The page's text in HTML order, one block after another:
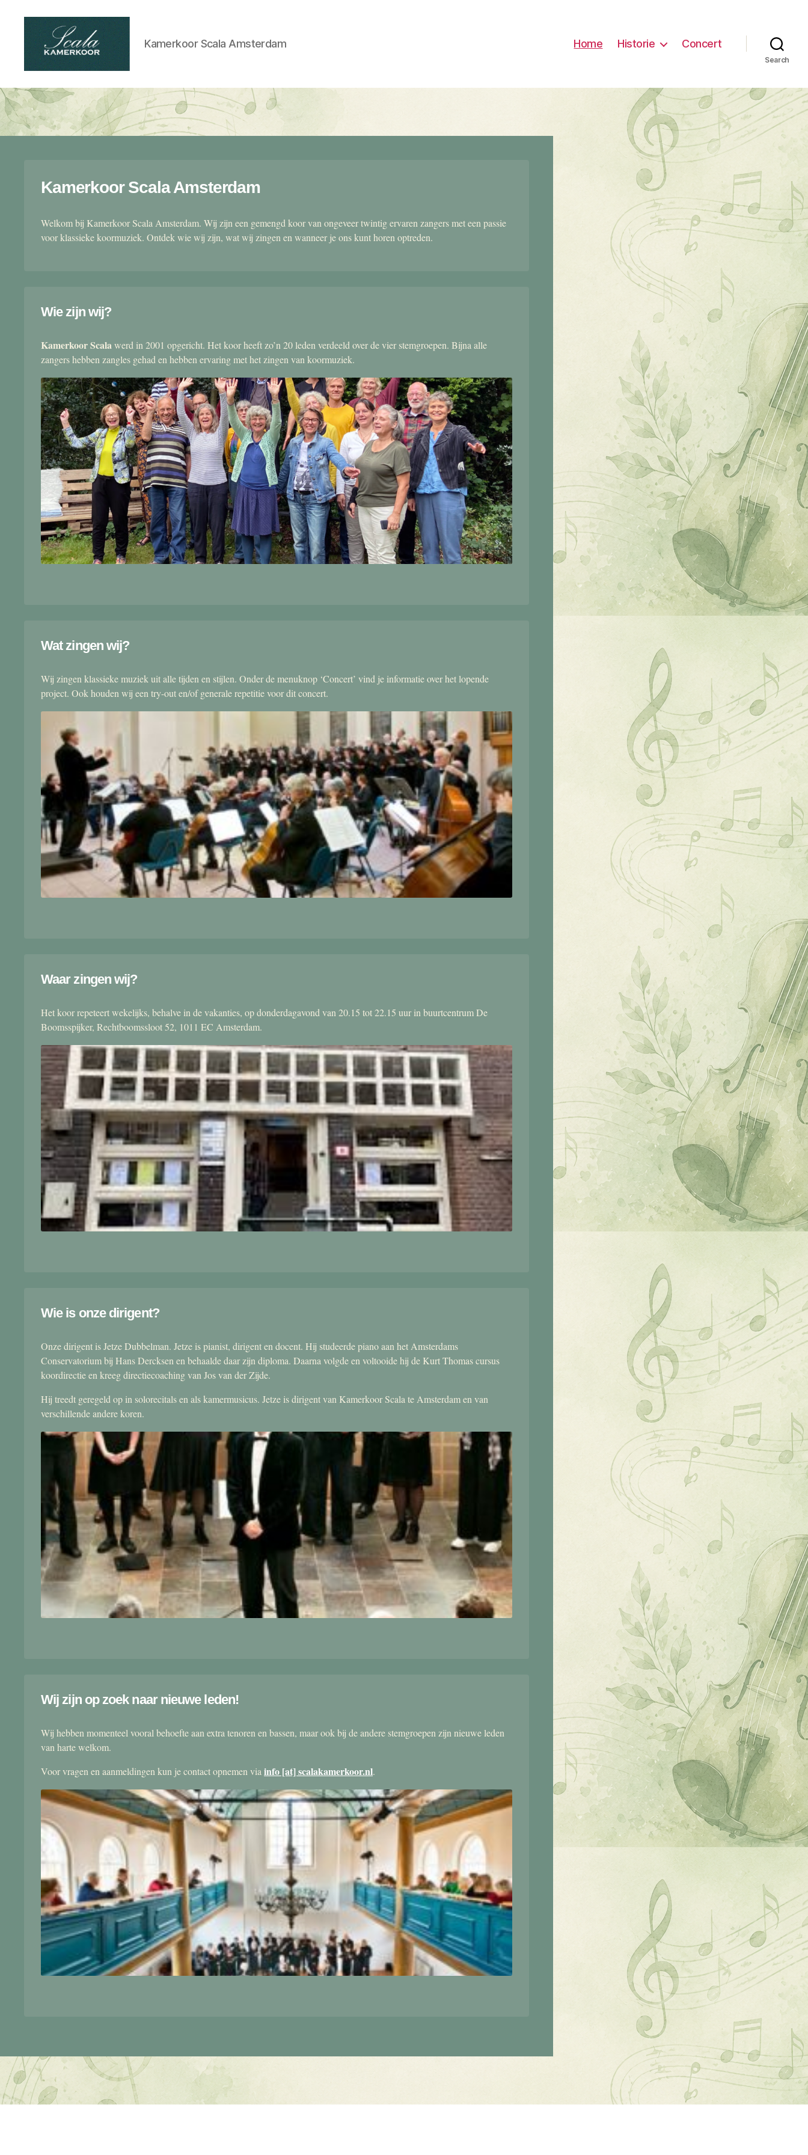
kamerkoor
Kamerkoor Scala Amsterdam Home Historie Concert
Search
Kamerkoor Scala Amsterdam
Welkom bij Kamerkoor Scala Amsterdam. Wij zijn een gemengd koor van ongeveer twintig ervaren zangers met een passie
voor klassieke koormuziek. Ontdek wie wij zijn, wat wij zingen en wanneer je ons kunt horen optreden.
Wie zijn wij?
Kamerkoor Scalawerd in 2001 opgericht. Het koor heeft zo’n 20 leden verdeeld over de vier stemgroepen. Bijna alle
zangers hebben zangles gehad en hebben ervaring met het zingen van koormuziek.
Wat zingen wij?
Wij zingen klassieke muziek uit alle tijden en stijlen. Onder de menuknop ‘Concert’ vind je informatie over het lopende
project. Ook houden wij een try-out en/of generale repetitie voor dit concert.
Waar zingen wij?
Het koor repeteert wekelijks, behalve in de vakanties, op donderdagavond van 20.15 tot 22.15 uur in buurtcentrum De
Boomsspijker, Rechtboomssloot 52, 1011 EC Amsterdam.
Wie is onze dirigent?
Onze dirigent is Jetze Dubbelman. Jetze is pianist, dirigent en docent. Hij studeerde piano aan het Amsterdams
Conservatorium bij Hans Dercksen en behaalde daar zijn diploma. Daarna volgde en voltooide hij de Kurt Thomas cursus
koordirectie en kreeg directiecoaching van Jos van der Zijde.
Hij treedt geregeld op in solorecitals en als kamermusicus. Jetze is dirigent van Kamerkoor Scala te Amsterdam en van
verschillende andere koren.
Wij zijn op zoek naar nieuwe leden!
Wij hebben momenteel vooral behoefte aan extra tenoren en bassen, maar ook bij de andere stemgroepen zijn nieuwe leden
van harte welkom.
Voor vragen en aanmeldingen kun je contact opnemen via info [at] scalakamerkoor.nl.